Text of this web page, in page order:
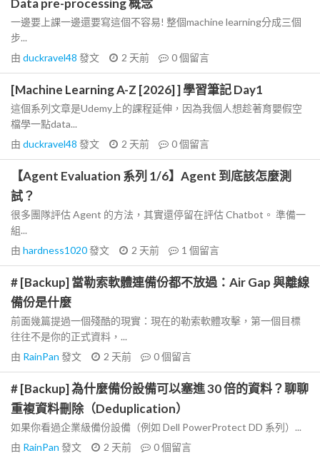
Data pre-processing 概念
一邊要上課一邊還要寫這個不容易! 整個machine learning分成三個
步...
由 duckravel48 發文 2 天前 0個留言
[Machine Learning A-Z [2026] ] 學習筆記 Day1
這個系列文章是Udemy上的課程延伸，因為我個人想趁著育嬰假空
檔學一點data...
由 duckravel48 發文 2 天前 0個留言
【Agent Evaluation 系列 1/6】Agent 到底該怎麼測
試？
很多團隊評估 Agent 的方法，其實還停留在評估 Chatbot。 準備一
組...
由 hardness1020發文 2 天前 1 個留言
# [Backup] 當勒索軟體連備份都不放過：Air Gap 與離線
備份是什麼
前面幾篇提過一個殘酷的現實：現在的勒索軟體攻擊，第一個目標
往往不是你的正式資料，...
由 RainPan 發文 2 天前 0個留言
# [Backup] 為什麼備份設備可以塞進 30 倍的資料？聊聊
重複資料刪除（Deduplication）
如果你看過企業級備份設備（例如 Dell PowerProtect DD 系列）...
由 RainPan 發文 2 天前 0個留言